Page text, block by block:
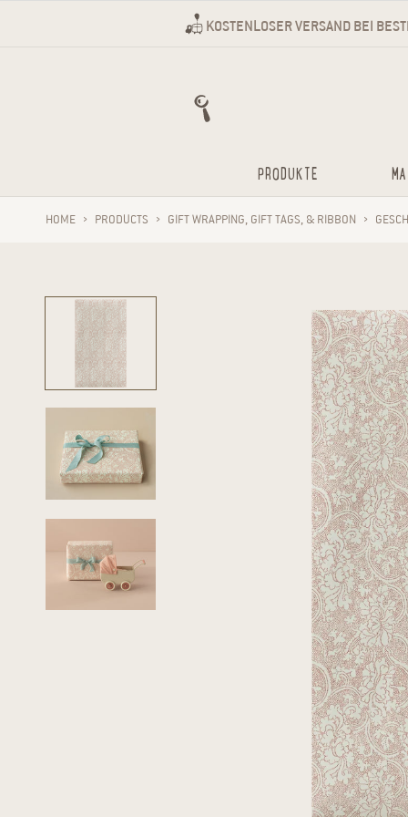
KOSTENLOSER VERSAND BEI
PRODUKTE
HOME › PRODUCTS › GIFT WRAPPING, GIFT TAGS, & RIBBON ›
Zu Produktinformationen springen